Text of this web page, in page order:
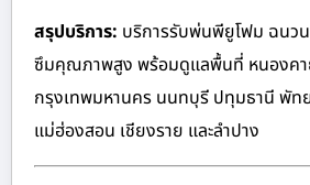
สรุปบริการ: บริการรับพ่นพียูโฟม ฉนว
ซึมคุณภาพสูง พร้อมดูแลพื้นที่ หนองค
กรุงเทพมหานคร นนทบุรี ปทุมธานี พัท
แม่ฮ่องสอน เชียงราย และลำปาง